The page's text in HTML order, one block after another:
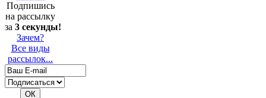
Подпишись
на рассылку
за 3 секунды!
Зачем?
Все виды
рассылок...